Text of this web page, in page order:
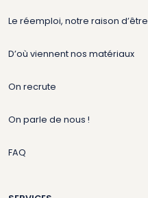
Le réemploi, notre raison d’être
D’où viennent nos matériaux
On recrute
On parle de nous !
FAQ